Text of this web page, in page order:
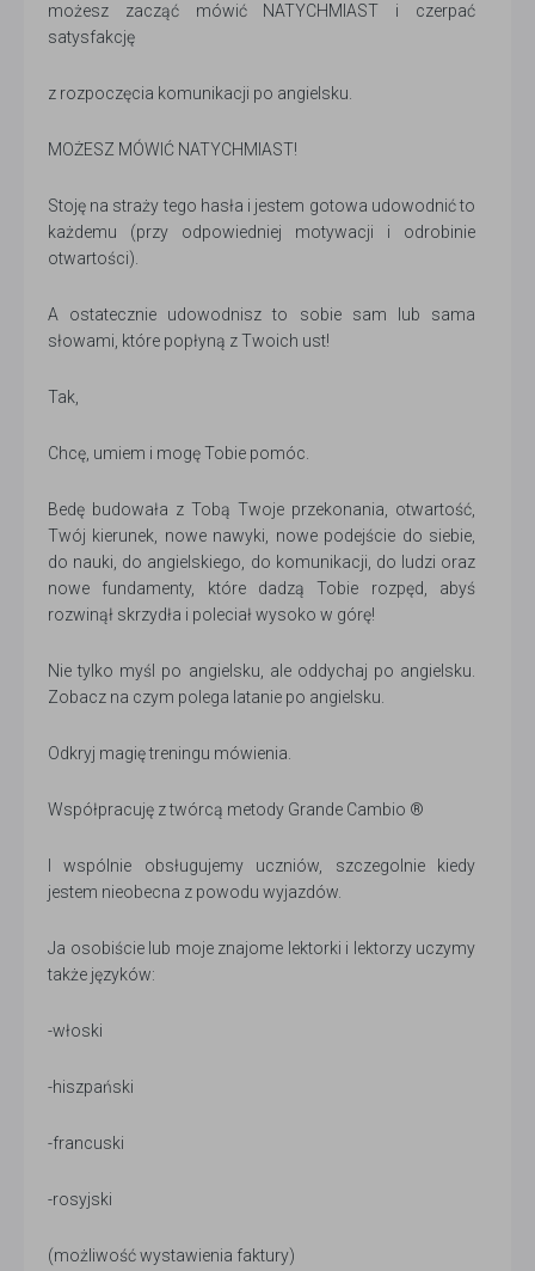
możesz zacząć mówić NATYCHMIAST i czerpać
satysfakcję
z rozpoczęcia komunikacji po angielsku.
MOŻESZ MÓWIĆ NATYCHMIAST!
Stoję na straży tego hasła i jestem gotowa udowodnić to
każdemu (przy odpowiedniej motywacji i odrobinie
otwartości).
A ostatecznie udowodnisz to sobie sam lub sama
słowami, które popłyną z Twoich ust!
Tak,
Chcę, umiem i mogę Tobie pomóc.
Bedę budowała z Tobą Twoje przekonania, otwartość,
Twój kierunek, nowe nawyki, nowe podejście do siebie,
do nauki, do angielskiego, do komunikacji, do ludzi oraz
nowe fundamenty, które dadzą Tobie rozpęd, abyś
rozwinął skrzydła i poleciał wysoko w górę!
Nie tylko myśl po angielsku, ale oddychaj po angielsku.
Zobacz na czym polega latanie po angielsku.
Odkryj magię treningu mówienia.
Współpracuję z twórcą metody Grande Cambio ®
I wspólnie obsługujemy uczniów, szczegolnie kiedy
jestem nieobecna z powodu wyjazdów.
Ja osobiście lub moje znajome lektorki i lektorzy uczymy
także języków:
-włoski
-hiszpański
-francuski
-rosyjski
(możliwość wystawienia faktury)